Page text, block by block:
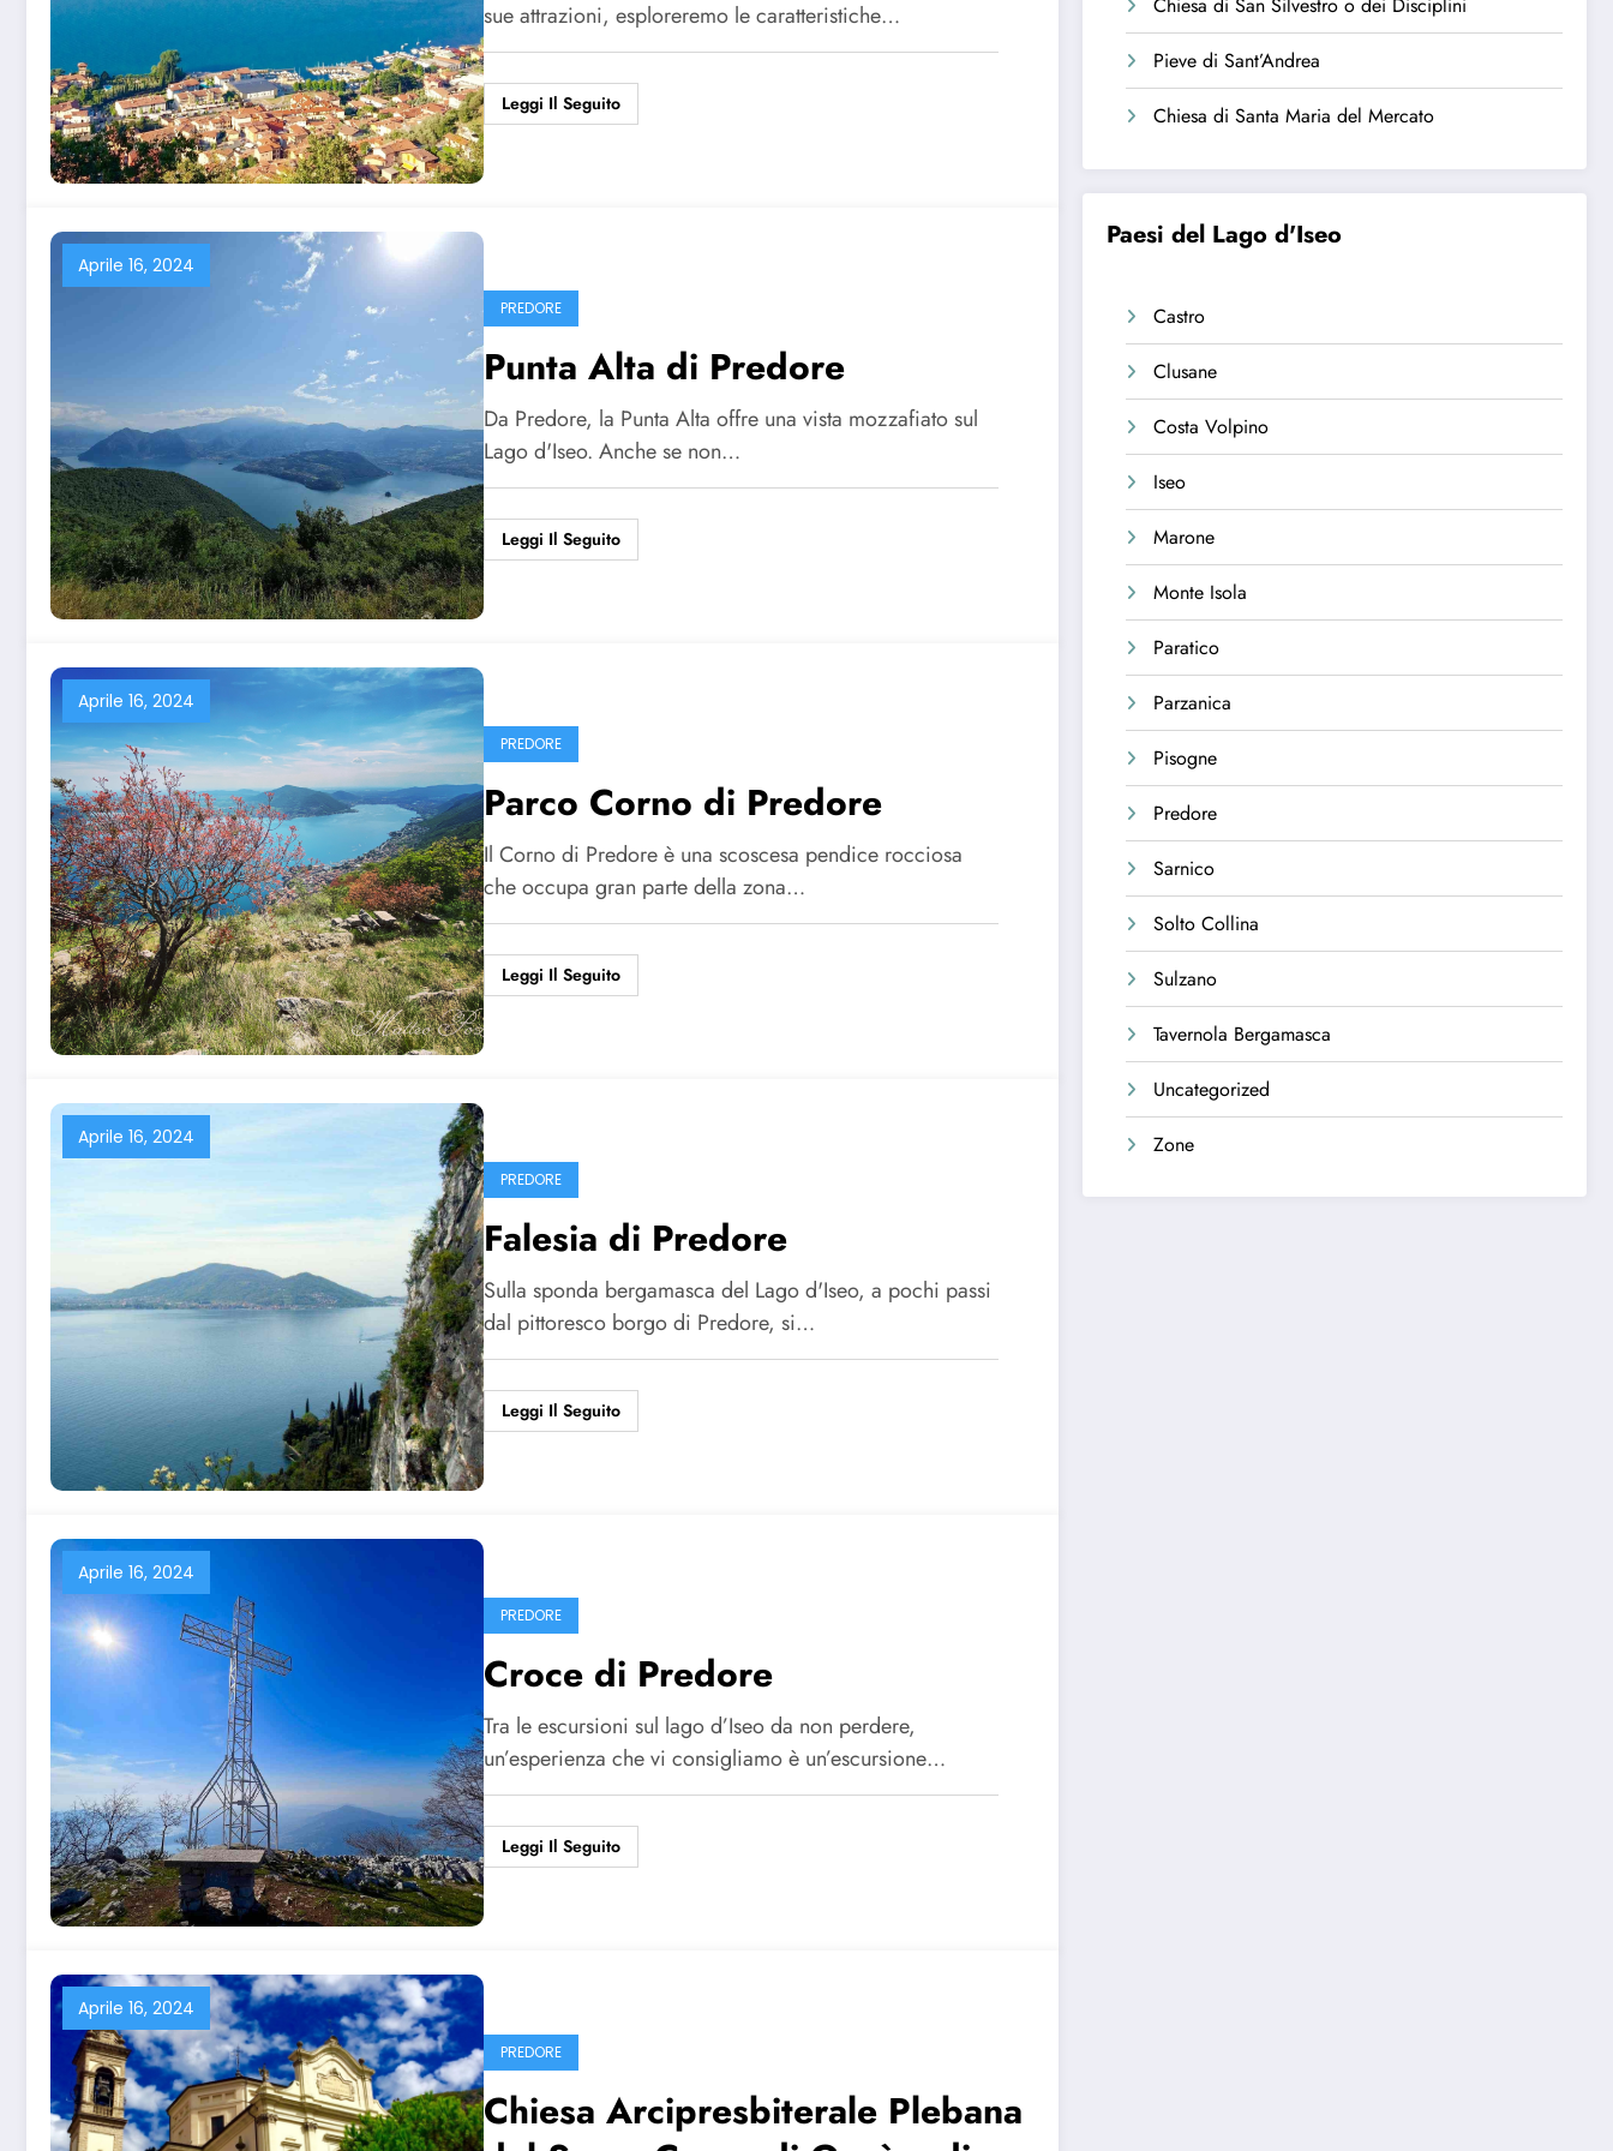
sue attrazioni, esploreremo le caratteristiche…
Leggi Il Seguito
Aprile 16, 2024
PREDORE
Punta Alta di Predore
Da Predore, la Punta Alta offre una vista mozzafiato sul
Lago d'Iseo. Anche se non…
Leggi Il Seguito
Aprile 16, 2024
PREDORE
Parco Corno di Predore
Il Corno di Predore è una scoscesa pendice rocciosa
che occupa gran parte della zona…
Leggi Il Seguito
Aprile 16, 2024
PREDORE
Falesia di Predore
Sulla sponda bergamasca del Lago d'Iseo, a pochi passi
dal pittoresco borgo di Predore, si…
Leggi Il Seguito
Aprile 16, 2024
PREDORE
Croce di Predore
Tra le escursioni sul lago d’Iseo da non perdere,
un’esperienza che vi consigliamo è un’escursione…
Leggi Il Seguito
Aprile 16, 2024
PREDORE
Chiesa Arcipresbiterale Plebana
Pieve di Sant’Andrea
Chiesa di Santa Maria del Mercato
Paesi del Lago d'Iseo
Castro
Clusane
Costa Volpino
Iseo
Marone
Monte Isola
Paratico
Parzanica
Pisogne
Predore
Sarnico
Solto Collina
Sulzano
Tavernola Bergamasca
Uncategorized
Zone